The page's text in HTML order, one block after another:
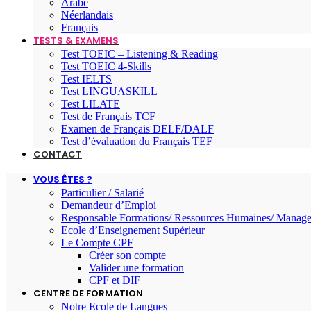
Arabe
Néerlandais
Français
TESTS & EXAMENS
Test TOEIC – Listening & Reading
Test TOEIC 4-Skills
Test IELTS
Test LINGUASKILL
Test LILATE
Test de Français TCF
Examen de Français DELF/DALF
Test d’évaluation du Français TEF
CONTACT
VOUS ÊTES ?
Particulier / Salarié
Demandeur d’Emploi
Responsable Formations/ Ressources Humaines/
Ecole d’Enseignement Supérieur
Le Compte CPF
Créer son compte
Valider une formation
CPF et DIF
CENTRE DE FORMATION
Notre Ecole de Langues